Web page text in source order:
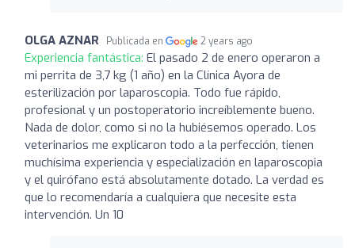
OLGA AZNAR Publicada en 2 years ago
Experiencia fantástica: El pasado 2 de enero operaron a
mi perrita de 3,7 kg (1 año) en la Clínica Ayora de
esterilización por laparoscopia. Todo fue rápido,
profesional y un postoperatorio increíblemente bueno.
Nada de dolor, como si no la hubiésemos operado. Los
veterinarios me explicaron todo a la perfección, tienen
muchísima experiencia y especialización en laparoscopia
y el quirófano está absolutamente dotado. La verdad es
que lo recomendaría a cualquiera que necesite esta
intervención. Un 10